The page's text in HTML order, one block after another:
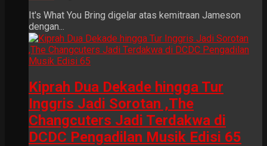
It's What You Bring digelar atas kemitraan Jameson
dengan...
Kiprah Dua Dekade hingga Tur
Inggris Jadi Sorotan ,The
Changcuters Jadi Terdakwa di
DCDC Pengadilan Musik Edisi 65